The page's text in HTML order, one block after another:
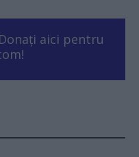
aici pentru